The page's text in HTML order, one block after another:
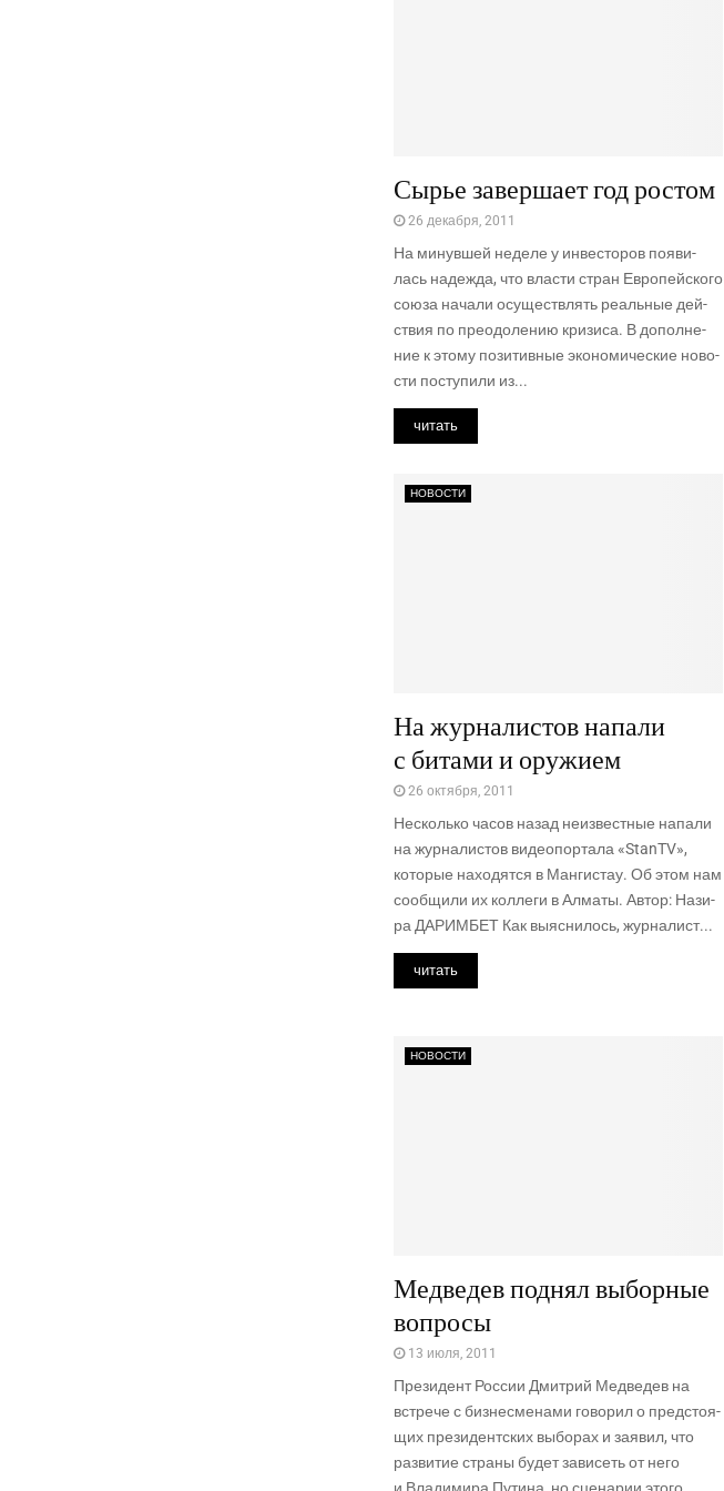
Сырье завершает год ростом
26 декабря, 2011
На минув­шей неде­ле у инве­сто­ров появи­
лась надеж­да, что вла­сти стран Евро­пей­ско­го
сою­за нача­ли осу­ществ­лять реаль­ные дей­
ствия по пре­одо­ле­нию кри­зи­са. В допол­не­
ние к это­му пози­тив­ные эко­но­ми­че­ские ново­
сти посту­пи­ли из...
читать
НОВОСТИ
На журналистов напали
с битами и оружием
26 октября, 2011
Несколь­ко часов назад неиз­вест­ные напа­ли
на жур­на­ли­стов видео­пор­та­ла «StanTV»,
кото­рые нахо­дят­ся в Ман­ги­стау. Об этом нам
сооб­щи­ли их кол­ле­ги в Алматы. Автор: Нази­
ра ДАРИМБЕТ Как выяс­ни­лось, жур­на­лист...
читать
НОВОСТИ
Медведев поднял выборные
вопросы
13 июля, 2011
Пре­зи­дент Рос­сии Дмит­рий Мед­ве­дев на
встре­че с биз­не­сме­на­ми гово­рил о пред­сто­я­
щих пре­зи­дент­ских выбо­рах и заявил, что
раз­ви­тие стра­ны будет зави­сеть от него